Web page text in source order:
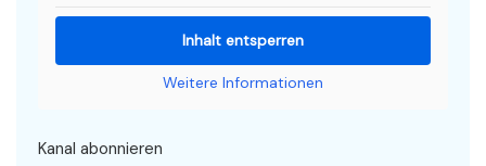
Inhalt entsperren
Weitere Informationen
Kanal abonnieren